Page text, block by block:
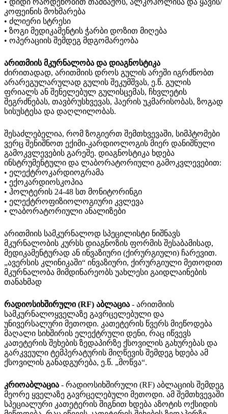
კოფეინის მოხმარება
• ძლიერი სტრესი
• ზოგი მედიკამენტის ჭარბი დოზით მიღება
• ოპერაციის შემდეგ მდგომარეობა
არითმიის მკურნალობა და დიაგნოსტიკა
ძირითადად, არითმიის დროს გულის არეში იგრძნობთ
არარეგულარულად გულის შეკუმშვას, ე.წ. გულის
ფრიალს ან შენელებულ გულისცემას, ჩხვლეტის
შეგრძნებას, თავბრუსხვევას, ჰაერის უკმარისობას, ზოგად
სისუსტესა და დაღლილობას.
შესაძლებელია, რომ ზოგიერთ შემთხვევაში, სიმპტომები
ვერც შენიშნოთ ექიმი-კარდიოლოგის მიერ დანიშნული
გამოკვლევების გარეშე. დიაგნოსტიკა ხდება
ინსტრუმენტული და ლაბორატორიული გამოკვლევებით:
• ელექტროკარდიოგრამა
• ექოკარდიოსკოპია
• ჰოლტერის 24-48 სთ მონიტორინგი
• ელექტროფიზიოლოგიური კვლევა
• ლაბორატორიული ანალიზები
არითმიის სამკურნალოდ სპეცილისტი ნიშნავს
მკურნალობის კურსს დიაგნოზის ფორმის შესაბამისად,
მედიკამენტურად ან ინვაზიური (ქირურგიული) ჩარევით.
„ავერსის კლინიკაში“ ინვაზიური, ქირურგიული მეთოდით
მკურნალობა მიმდინარეობს უახლესი გაიდლაინების
თანახმად
რადიოსიხშირული (RF) აბლაცია - არითმიის
სამკურნალოყველაზე გავრცელებული და
უნივერსალური მეთოდი. კათეტერის წვერს მიეწოდება
მაღალი სიხშირის ელექტრული დენი, რაც იწვევს
კათეტერის შეხების ზედაპირზე ქსოვილის გახურებას და
გარკვეული ტემპერატურის მიღწევის შემდეგ ხდება ამ
ქსოვილის განადგურება, ე.წ. „მოწვა“.
კრიოაბლაცია - რადიოსიხშირული (RF) აბლაციის შემდეგ
მეორე ყველაზე გავრცელებული მეთოდი. ამ შემთხვევაში
სპეციალური კათეტერის შიგნით ხდება აზოტის ოქსიდის